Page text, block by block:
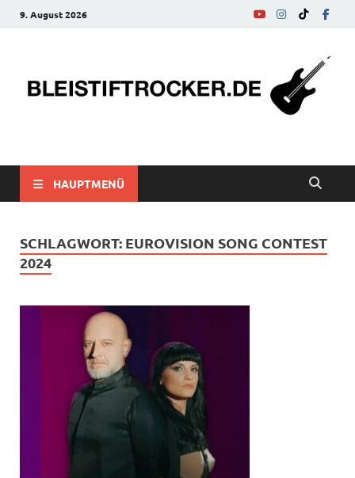
9. August 2026
bleistiftrocker.de
HAUPTMENÜ
SCHLAGWORT: EUROVISION SONG CONTEST
2024